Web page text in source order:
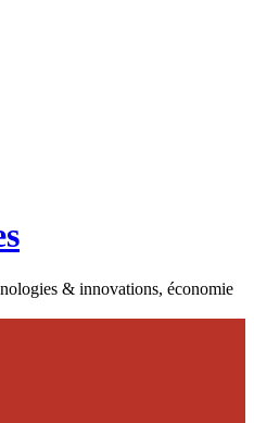
& innovations, économie